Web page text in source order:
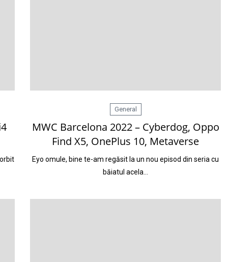
General
MWC Barcelona 2022 – Cyberdog, Oppo
Find X5, OnePlus 10, Metaverse
Eyo omule, bine te-am regăsit la un nou episod din seria cu
băiatul acela…